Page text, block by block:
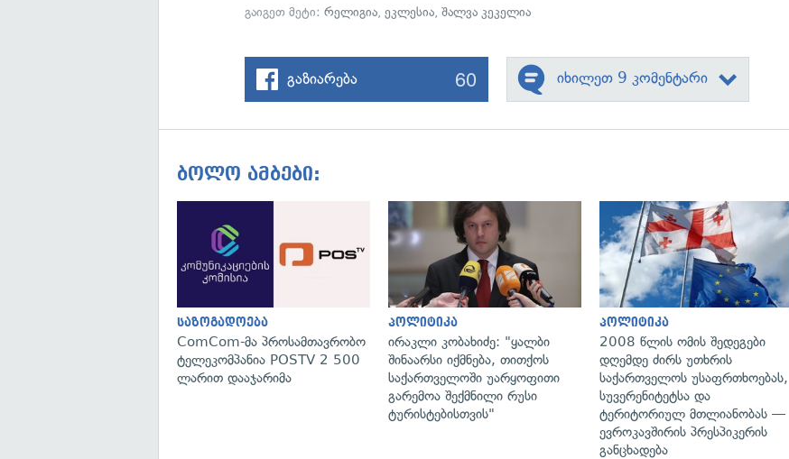
გაიგეთ მეტი:რელიგია,ეკლესია,შალვა კეკელია
გაზიარება 60 იხილეთ 9 კომენტარი
ბოლო ამბები:
საზოგადოება
ComCom-მა პროსამთავრობო
ტელეკომპანია POSTV 2 500
ლარით დააჯარიმა
გადახედვა
პოლიტიკა
ირაკლი კობახიძე: "ყალბი
შინაარსი იქმნება, თითქოს
საქართველოში უარყოფითი
გარემოა შექმნილი რუსი
ტურისტებისთვის"
პოლიტიკა
2008 წლის ომის შედეგები
დღემდე ძირს უთხრის
საქართველოს უსაფრთხოებას,
სუვერენიტეტსა და
ტერიტორიულ მთლიანობას —
ევროკავშირის პრესპიკერის
განცხადება